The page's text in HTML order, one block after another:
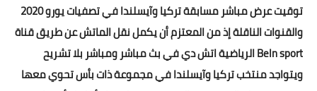
توقيت عرض مباشر مسابقة تركيا وآيسلندا في تصفيات يورو 2020
والقنوات الناقلة إذ من المعتزم أن يكمل نقل الماتش عن طريق قناة
BeIn sport الرياضية اتش دي في بث مباشر ومباشر بلا تشريح
ويتواجد منتخب تركيا وآيسلندا في مجموعة ذات بأس تحوي معها